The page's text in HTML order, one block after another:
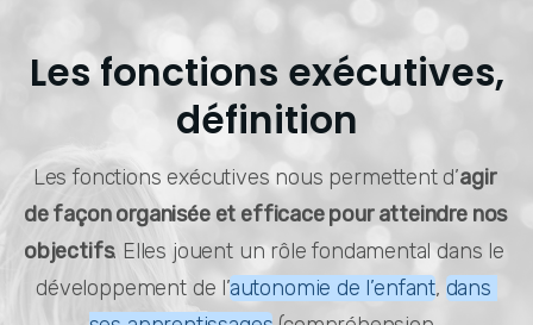
Les fonctions exécutives,
définition
Les fonctions exécutives nous permettent d’agir
de façon organisée et efficace pour atteindre nos
objectifs. Elles jouent un rôle fondamental dans le
développement de l’autonomie de l’enfant, dans